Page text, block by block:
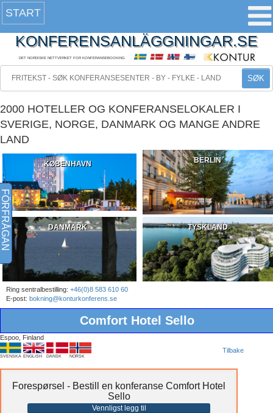
START
KONFERENSANLÄGGNINGAR.SE
DET NORDISKE NETTVERKET FOR KONFERANSEBOOKING
SØK
2000 HOTELLER OG KONFERANSELOKALER I
SVERIGE, NORGE, DANMARK OG MANGE ANDRE
LAND
KØBENHAVN BERLIN
DANMARK TYSKLAND
Ring sentralbestilling: +46(0)8 583 610 60
E-post: bokning@konturkonferens.se
Comfort Hotel Sello
Espoo, Finland
SVENSKA ENGLISH DANSK NORSK
Tilbake
FÖRFRÅGAN
Forespørsel - Bestill en konferanse Comfort Hotel
Sello
Vennligst legg til